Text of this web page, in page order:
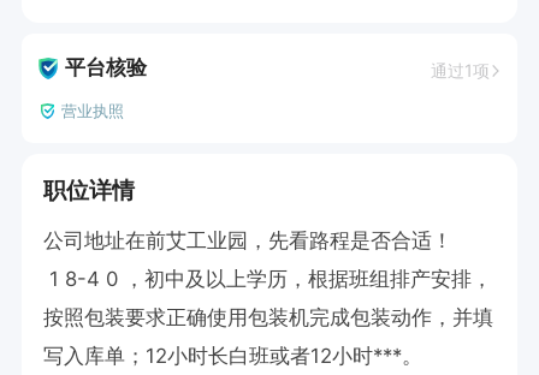
平台核验 通过1项
营业执照
职位详情
公司地址在前艾工业园，先看路程是否合适！
1 8-4 0 ，初中及以上学历，根据班组排产安排，
按照包装要求正确使用包装机完成包装动作，并填
写入库单；12小时长白班或者12小时***。